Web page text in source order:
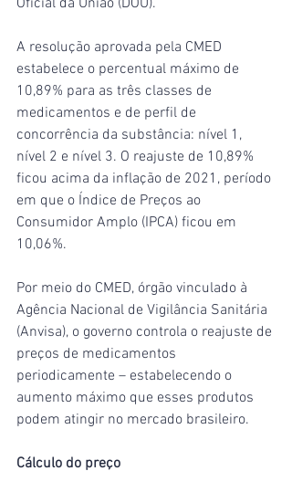
Oficial da União (DOU).
A resolução aprovada pela CMED
estabelece o percentual máximo de
10,89% para as três classes de
medicamentos e de perfil de
concorrência da substância: nível 1,
nível 2 e nível 3. O reajuste de 10,89%
ficou acima da inflação de 2021, período
em que o Índice de Preços ao
Consumidor Amplo (IPCA) ficou em
10,06%.
Por meio do CMED, órgão vinculado à
Agência Nacional de Vigilância Sanitária
(Anvisa), o governo controla o reajuste de
preços de medicamentos
periodicamente – estabelecendo o
aumento máximo que esses produtos
podem atingir no mercado brasileiro.
Cálculo do preço